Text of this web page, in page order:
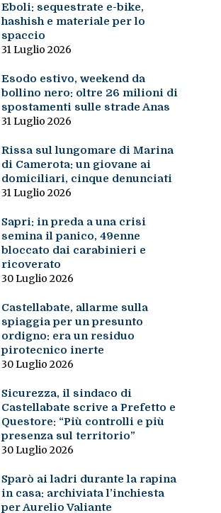
Eboli: sequestrate e-bike,
hashish e materiale per lo
spaccio
31 Luglio 2026
Esodo estivo, weekend da
bollino nero: oltre 26 milioni di
spostamenti sulle strade Anas
31 Luglio 2026
Rissa sul lungomare di Marina
di Camerota: un giovane ai
domiciliari, cinque denunciati
31 Luglio 2026
Sapri: in preda a una crisi
semina il panico, 49enne
bloccato dai carabinieri e
ricoverato
30 Luglio 2026
Castellabate, allarme sulla
spiaggia per un presunto
ordigno: era un residuo
pirotecnico inerte
30 Luglio 2026
Sicurezza, il sindaco di
Castellabate scrive a Prefetto e
Questore: “Più controlli e più
presenza sul territorio”
30 Luglio 2026
Sparò ai ladri durante la rapina
in casa: archiviata l’inchiesta
per Aurelio Valiante